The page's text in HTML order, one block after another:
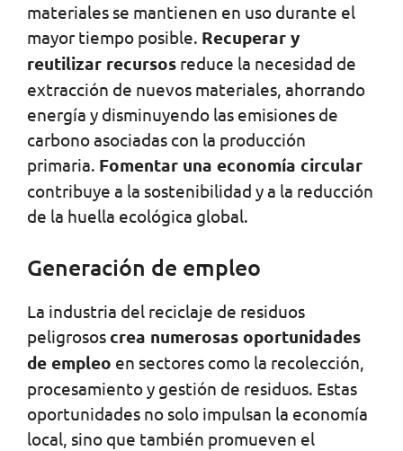
materiales se mantienen en uso durante el
mayor tiempo posible. Recuperar y
reutilizar recursos reduce la necesidad de
extracción de nuevos materiales, ahorrando
energía y disminuyendo las emisiones de
carbono asociadas con la producción
primaria. Fomentar una economía circular
contribuye a la sostenibilidad y a la reducción
de la huella ecológica global.
Generación de empleo
La industria del reciclaje de residuos
peligrososcrea numerosas oportunidades
de empleo en sectores como la recolección,
procesamiento y gestión de residuos. Estas
oportunidades no solo impulsan la economía
local, sino que también promueven el